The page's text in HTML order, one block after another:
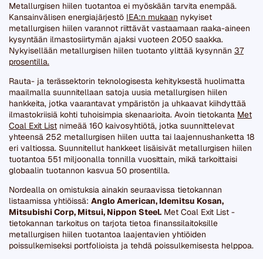
Metallurgisen hiilen tuotantoa ei myöskään tarvita enempää.
Kansainvälisen energiajärjestö IEA:n mukaan nykyiset
metallurgisen hiilen varannot riittävät vastaamaan raaka-aineen
kysyntään ilmastosiirtymän ajaksi vuoteen 2050 saakka.
Nykyisellään metallurgisen hiilen tuotanto ylittää kysynnän 37
prosentilla.
Rauta- ja terässektorin teknologisesta kehityksestä huolimatta
maailmalla suunnitellaan satoja uusia metallurgisen hiilen
hankkeita, jotka vaarantavat ympäristön ja uhkaavat kiihdyttää
ilmastokriisiä kohti tuhoisimpia skenaarioita. Avoin tietokanta Met
Coal Exit List nimeää 160 kaivosyhtiötä, jotka suunnittelevat
yhteensä 252 metallurgisen hiilen uutta tai laajennushanketta 18
eri valtiossa. Suunnitellut hankkeet lisäisivät metallurgisen hiilen
tuotantoa 551 miljoonalla tonnilla vuosittain, mikä tarkoittaisi
globaalin tuotannon kasvua 50 prosentilla.
Nordealla on omistuksia ainakin seuraavissa tietokannan
listaamissa yhtiöissä: Anglo American, Idemitsu Kosan,
Mitsubishi Corp, Mitsui, Nippon Steel. Met Coal Exit List -
tietokannan tarkoitus on tarjota tietoa finanssilaitoksille
metallurgisen hiilen tuotantoa laajentavien yhtiöiden
poissulkemiseksi portfolioista ja tehdä poissulkemisesta helppoa.